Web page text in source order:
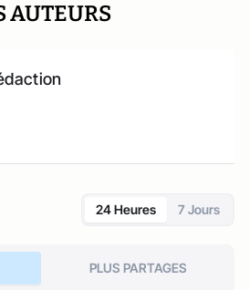
AUTEURS
24 Heures 7 Jours
PLUS PARTAGES